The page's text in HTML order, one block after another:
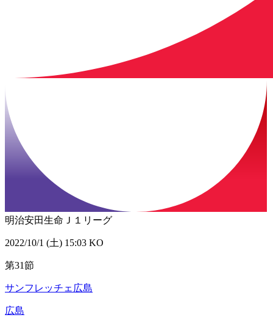
明治安田生命Ｊ１リーグ
2022/10/1 (土) 15:03 KO
第31節
サンフレッチェ広島
広島